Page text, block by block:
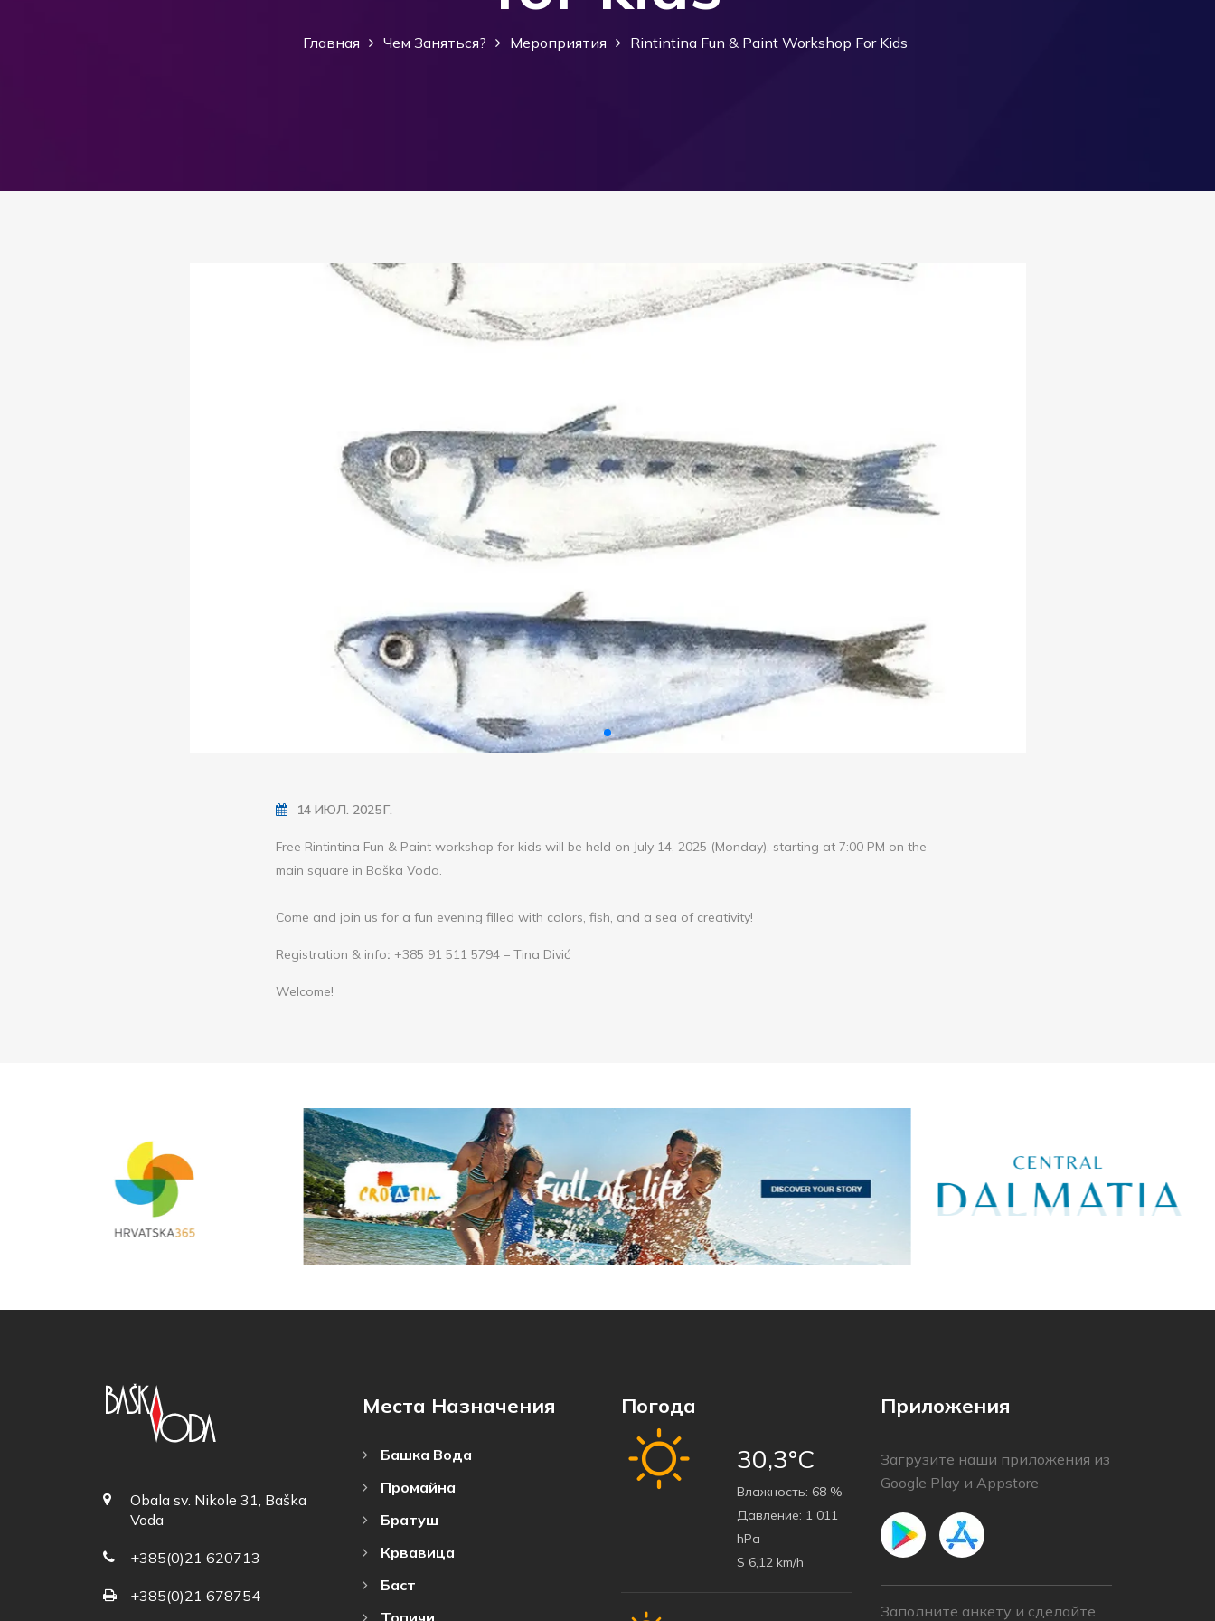
Главная Чем Заняться? Мероприятия Rintintina Fun & Paint Workshop For Kids
14 ИЮЛ. 2025 Г.
Free Rintintina Fun & Paint workshop for kids will be held on July 14, 2025 (Monday), starting at 7:00 PM on the
main square in Baška Voda.
Come and join us for a fun evening filled with colors, fish, and a sea of creativity!
Registration & info: +385 91 511 5794 – Tina Divić
Welcome!
Obala sv. Nikole 31, Baška
Voda
+385(0)21 620713
+385(0)21 678754
Места Назначения
Башка Bода
Промайна
Братуш
Крвавица
Баст
Топичи
Погода
30,3°C
Bлажность: 68 %
Давление: 1 011
hPa
S 6,12 km/h
Приложения
Загрузите наши приложения из
Google Play и Appstore
Заполните анкету и сделайте